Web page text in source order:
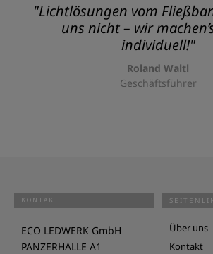
"Lichtlösungen vom
uns nicht – wir
individuell!"
Roland Waltl
Geschäftsführer
KONTAKT
ECO LEDWERK GmbH
PANZERHALLE A1
Über uns
Kontakt